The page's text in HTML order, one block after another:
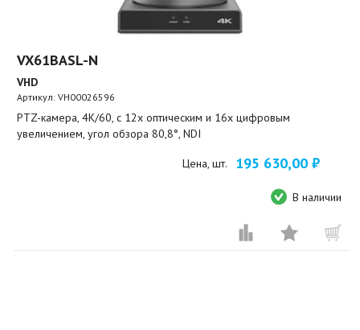
VX61BASL-N
VHD
Артикул:VH00026596
PTZ-камера, 4K/60, c 12х оптическим и 16x цифровым
увеличением, угол обзора 80,8°, NDI
Цена, шт. 195 630,00 ₽
В наличии